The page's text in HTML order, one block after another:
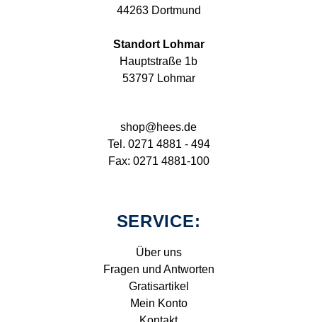
44263 Dortmund
Standort Lohmar
Hauptstraße 1b
53797 Lohmar
shop@hees.de
Tel. 0271 4881 - 494
Fax: 0271 4881-100
SERVICE:
Über uns
Fragen und Antworten
Gratisartikel
Mein Konto